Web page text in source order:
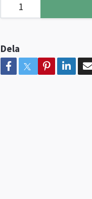
Dela